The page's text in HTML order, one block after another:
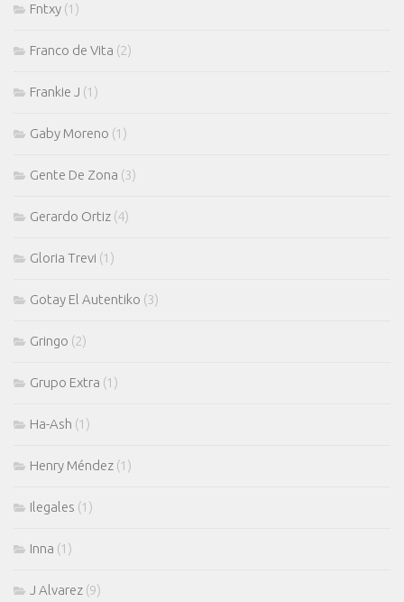
Fntxy (1)
Franco de Vita (2)
Frankie J (1)
Gaby Moreno (1)
Gente De Zona (3)
Gerardo Ortiz (4)
Gloria Trevi (1)
Gotay El Autentiko (3)
Gringo (2)
Grupo Extra (1)
Ha-Ash (1)
Henry Méndez (1)
Ilegales (1)
Inna (1)
J Alvarez (9)